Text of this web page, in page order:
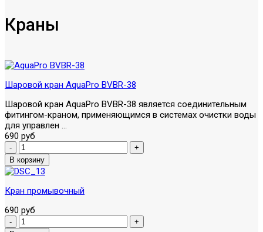
Краны
Шаровой кран AquaPro BVBR-38
Шаровой кран AquaPro BVBR-38 является соединительным
фитингом-краном, применяющимся в системах очистки воды
для управлен ...
690 руб
Кран промывочный
690 руб